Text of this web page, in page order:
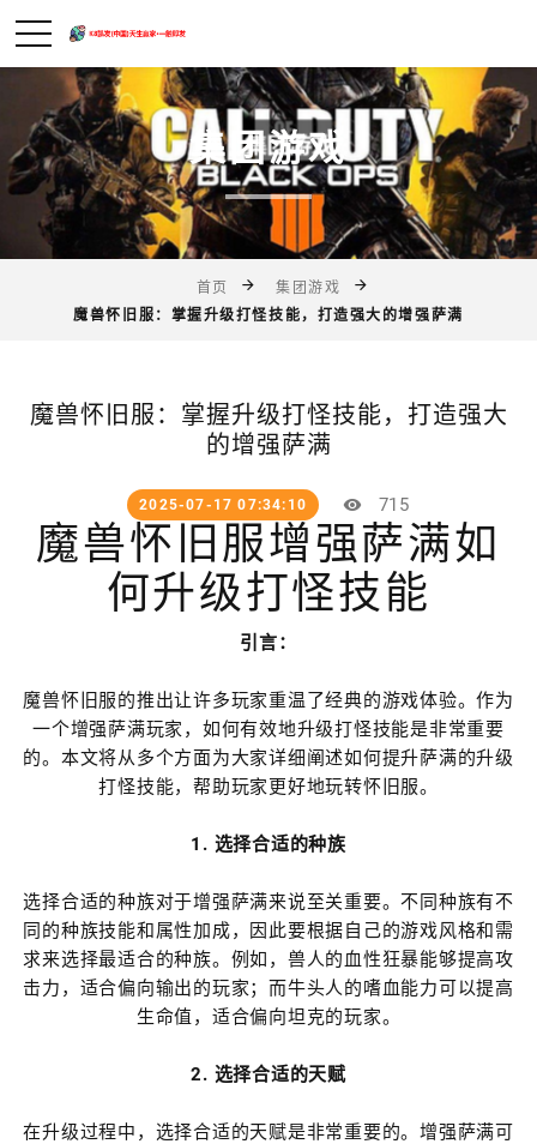
集团游戏
首页
集团游戏
魔兽怀旧服：掌握升级打怪技能，打造强大的增强萨满
魔兽怀旧服：掌握升级打怪技能，打造强大
的增强萨满
2025-07-17 07:34:10 715
魔兽怀旧服增强萨满如
何升级打怪技能
引言：
魔兽怀旧服的推出让许多玩家重温了经典的游戏体验。作为
一个增强萨满玩家，如何有效地升级打怪技能是非常重要
的。本文将从多个方面为大家详细阐述如何提升萨满的升级
打怪技能，帮助玩家更好地玩转怀旧服。
1. 选择合适的种族
选择合适的种族对于增强萨满来说至关重要。不同种族有不
同的种族技能和属性加成，因此要根据自己的游戏风格和需
求来选择最适合的种族。例如，兽人的血性狂暴能够提高攻
击力，适合偏向输出的玩家；而牛头人的嗜血能力可以提高
生命值，适合偏向坦克的玩家。
2. 选择合适的天赋
在升级过程中，选择合适的天赋是非常重要的。增强萨满可